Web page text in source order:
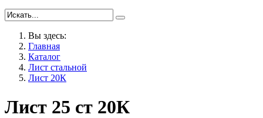
Вы здесь:
Главная
Каталог
Лист стальной
Лист 20К
Лист 25 ст 20К